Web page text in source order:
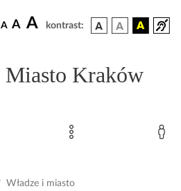
A A A kontrast:
Miasto Kraków
Władze i miasto